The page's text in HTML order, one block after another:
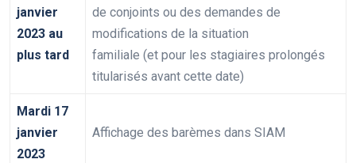
janvier
2023 au
plus tard
de conjoints ou des demandes de
modifications de la situation
familiale (et pour les stagiaires prolongés
titularisés avant cette date)
Mardi 17
janvier
2023
Affichage des barèmes dans SIAM